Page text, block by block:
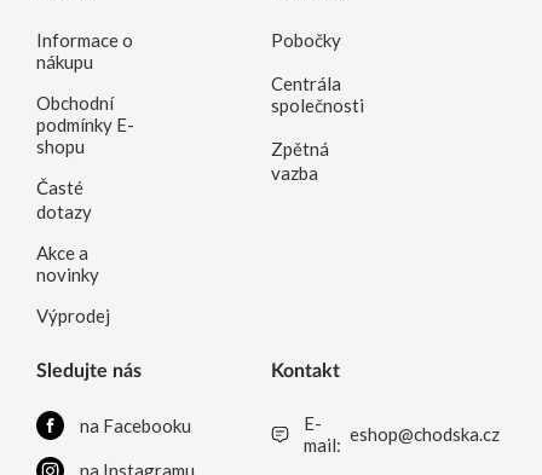
Informace o
nákupu
Obchodní
podmínky E-
shopu
Časté
dotazy
Akce a
novinky
Výprodej
Pobočky
Centrála
společnosti
Zpětná
vazba
Sledujte nás
na Facebooku
na Instagramu
Kontakt
E-
mail: eshop@chodska.cz